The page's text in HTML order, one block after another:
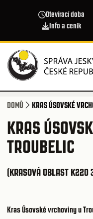
Otevírací doba
Info a ceník
DOMŮ KRAS ÚSOVSKÉ
KRAS
TROUBELIC
(KRASOVÁ OBLAST K220
Kras Úsovské vrchoviny u